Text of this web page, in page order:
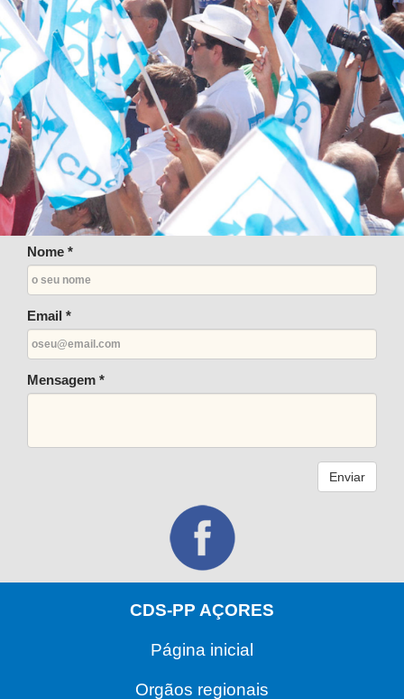
Nome *
Email *
Mensagem *
Enviar
CDS-PP AÇORES
Página inicial
Orgãos regionais